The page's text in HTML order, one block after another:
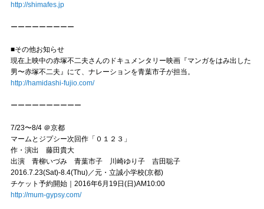
http://shimafes.jp
ーーーーーーーーー
■その他お知らせ
現在上映中の赤塚不二夫さんのドキュメンタリー映画『マンガをはみ出した
男〜赤塚不二夫』にて、ナレーションを青葉市子が担当。
http://hamidashi-fujio.com/
ーーーーーーーーーー
7/23〜8/4 ＠京都
マームとジプシー次回作「０１２３」
作・演出 藤田貴大
出演 青柳いづみ 青葉市子 川崎ゆり子 吉田聡子
2016.7.23(Sat)-8.4(Thu)／元・立誠小学校(京都)
チケット予約開始｜2016年6月19日(日)AM10:00
http://mum-gypsy.com/